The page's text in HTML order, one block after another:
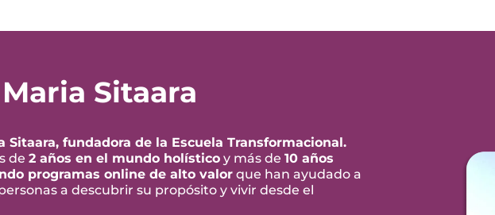
Sitaara
Sitaara, fundadora de la Escuela Transformacional.
de2 años en el mundo holístico y más de10 años
programas online de alto valor que han ayudado a
a descubrir su propósito y vivir desde el